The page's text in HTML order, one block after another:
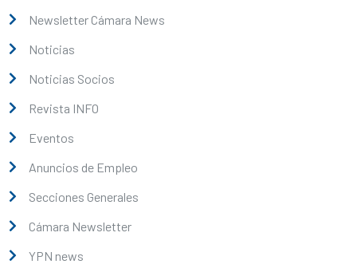
Newsletter Cámara News
Noticias
Noticias Socios
Revista INFO
Eventos
Anuncios de Empleo
Secciones Generales
Cámara Newsletter
YPN news